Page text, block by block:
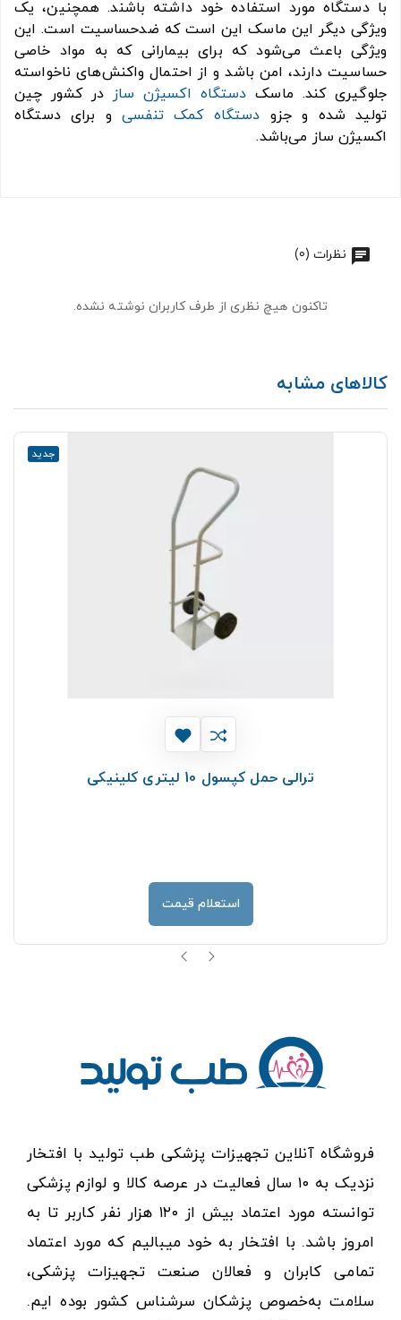
با دستگاه مورد استفاده خود داشته باشند. همچنین، یک
ویژگی دیگر این ماسک این است که ضدحساسیت است. این
ویژگی باعث می‌شود که برای بیمارانی که به مواد خاصی
حساسیت دارند، امن باشد و از احتمال واکنش‌های ناخواسته
جلوگیری کند. ماسک دستگاه اکسیژن ساز در کشور چین
تولید شده و جزو دستگاه کمک تنفسیو برای دستگاه
اکسیژن ساز می‌باشد.
نظرات (0)
تاکنون هیچ نظری از طرف کاربران نوشته نشده.
کالاهای مشابه
جدید
ترالی حمل کپسول 10 لیتری کلینیکی
استعلام قیمت
فروشگاه آنلاین تجهیزات پزشکی طب تولید با افتخار
نزدیک به ۱۰ سال فعالیت در عرصه کالا و لوازم پزشکی
توانسته مورد اعتماد بیش از ۱۲۰ هزار نفر کاربر تا به
امروز باشد. با افتخار به خود میبالیم که مورد اعتماد
تمامی کابران و فعالان صنعت تجهیزات پزشکی،
سلامت به‌خصوص پزشکان سرشناس کشور بوده ایم.